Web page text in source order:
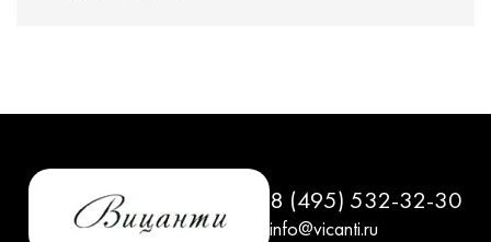
8 (495) 532-32-30
info@vicanti.ru